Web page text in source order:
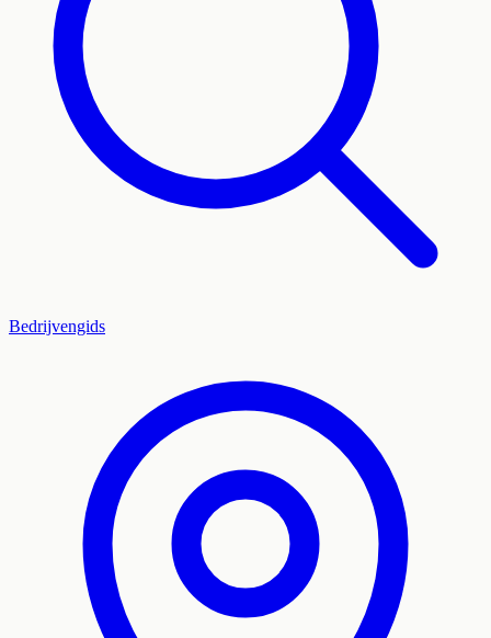
Bedrijvengids